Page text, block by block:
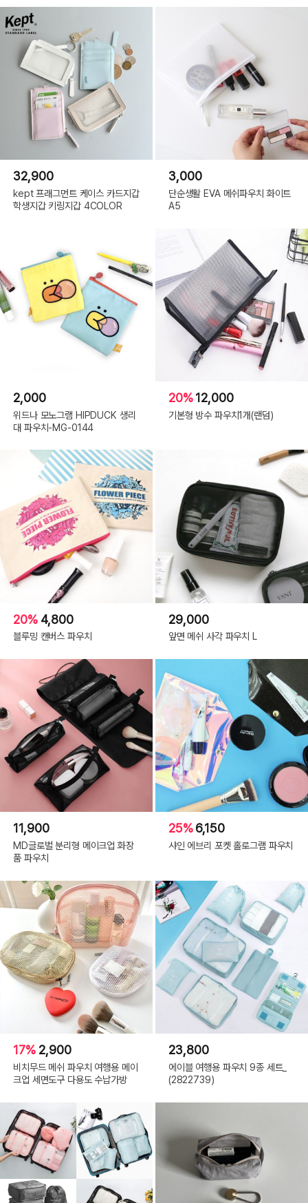
32,900
kept 프래그먼트 케이스 카드지갑
학생지갑 키링지갑 4COLOR
3,000
단순생활 EVA 메쉬파우치 화이트
A5
2,000
위드나 모노그램 HIPDUCK 생리
대 파우치-MG-0144
20%12,000
기본형 방수 파우치1개(랜덤)
20% 4,800
블루밍 캔버스 파우치
29,000
앞면 메쉬 사각 파우치 L
11,900
MD글로벌 분리형 메이크업 화장
품 파우치
25%6,150
샤인 에브리 포켓 홀로그램 파우치
17% 2,900
비치무드 메쉬 파우치 여행용 메이
크업 세면도구 다용도 수납가방
23,800
에이블 여행용 파우치 9종 세트_
(2822739)